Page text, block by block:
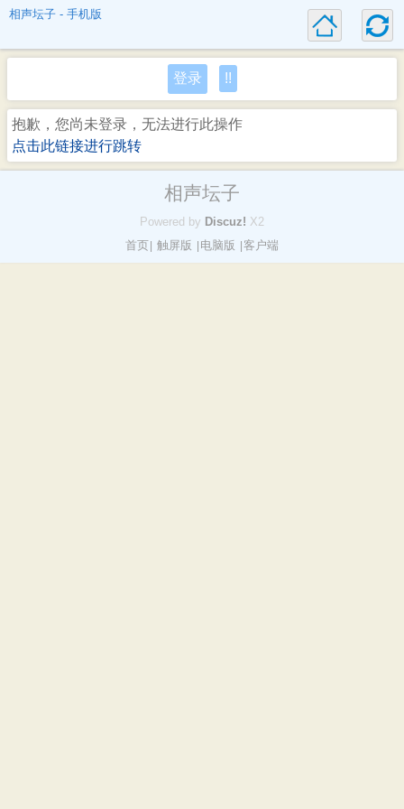
相声坛子 - 手机版
登录 !!
抱歉，您尚未登录，无法进行此操作
点击此链接进行跳转
相声坛子
Powered by Discuz! X2
首页 触屏版 电脑版 客户端